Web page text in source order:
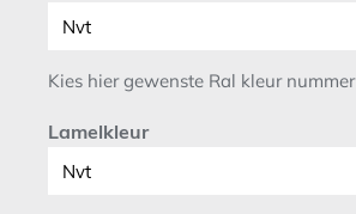
Kies hier gewenste Ral kleur nummer
Lamelkleur